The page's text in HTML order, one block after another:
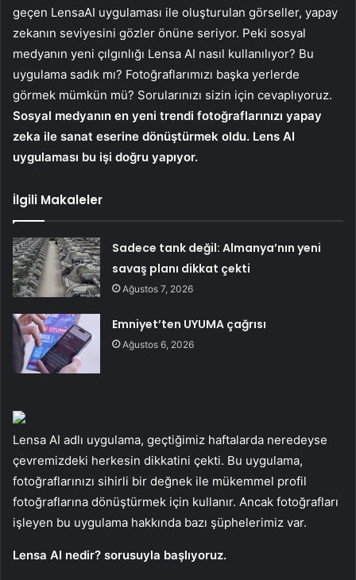
geçen LensaAI uygulaması ile oluşturulan görseller, yapay
zekanın seviyesini gözler önüne seriyor. Peki sosyal
medyanın yeni çılgınlığı Lensa AI nasıl kullanılıyor? Bu
uygulama sadık mı? Fotoğraflarımızı başka yerlerde
görmek mümkün mü? Sorularınızı sizin için cevaplıyoruz.
Sosyal medyanın en yeni trendi fotoğraflarınızı yapay
zeka ile sanat eserine dönüştürmek oldu. Lens AI
uygulaması bu işi doğru yapıyor.
İlgili Makaleler
Sadece tank değil: Almanya’nın yeni
savaş planı dikkat çekti
Ağustos 7, 2026
Emniyet’ten UYUMA çağrısı
Ağustos 6, 2026
Lensa AI adlı uygulama, geçtiğimiz haftalarda neredeyse
çevremizdeki herkesin dikkatini çekti. Bu uygulama,
fotoğraflarınızı sihirli bir değnek ile mükemmel profil
fotoğraflarına dönüştürmek için kullanır. Ancak fotoğrafları
işleyen bu uygulama hakkında bazı şüphelerimiz var.
Lensa AI nedir? sorusuyla başlıyoruz.